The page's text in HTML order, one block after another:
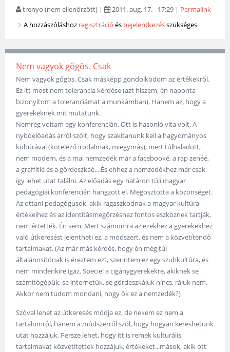
trenyo (nem ellenőrzött) | 2011. aug. 17. - 17:29 | Permalink
A hozzászóláshoz regisztráció és bejelentkezésszükséges
Nem vagyok gőgös. Csak
Nem vagyok gőgös. Csak másképp gondolkodom az értékekről.
Ez itt most nem tolerancia kérdése (azt hiszem, én naponta
bizonyítom a toleranciámat a munkámban). Hanem az, hogy a
gyerekeknek mit mutatunk.
Nemrég voltam egy konferencián. Ott is hasonló vita volt. A
nyitóelőadás arról szólt, hogy szakítanunk kell a hagyományos
kultúrával (kötelező irodalmak, miegymás), mert túlhaladott,
nem modern, és a mai nemzedék már a facebooké, a rap zenéé,
a graffitié és a gördeszkáé....És ehhez a nemzedékhez már csak
így lehet utat találni. Az előadás egy határon túli magyar
pedagógiai konferencián hangzott el. Megosztotta a közönséget.
Az ottani pedagógusok, akik ragaszkodnak a magyar kultúra
értékeihez és az identitásmegőrzéshez fontos eszköznek tartják,
nem értették. Én sem. Mert számomra az ezekhez a gyerekekhez
való útkeresést jelentheti ez, a módszert, és nem a közvetítendő
tartalmakat. (Az már más kérdés, hogy én még túl
általánosítónak is éreztem ezt, szerintem ez egy szubkultúra, és
nem mindenkire igaz. Speciel a cigánygyerekekre, akiknek se
számítógépük, se internetük, se gördeszkájuk nincs, rájuk nem.
Akkor nem tudom mondani, hogy ők ez a nemzedék?)
Szóval lehet az útkeresés módja ez, de nekem ez nem a
tartalomról, hanem a módszerről szól, hogy hogyan kereshetünk
utat hozzájuk. Persze lehet, hogy itt is remek kulturális
tartalmakat közvetítettek hozzájuk, értékeket...mások, akik ott